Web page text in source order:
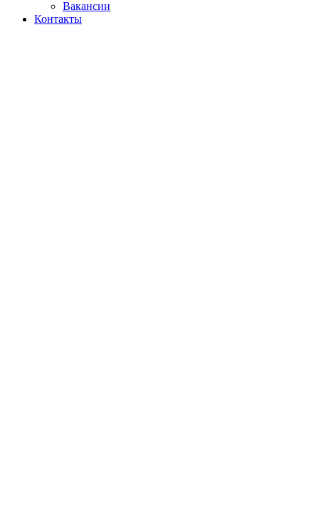
Вакансии
Контакты